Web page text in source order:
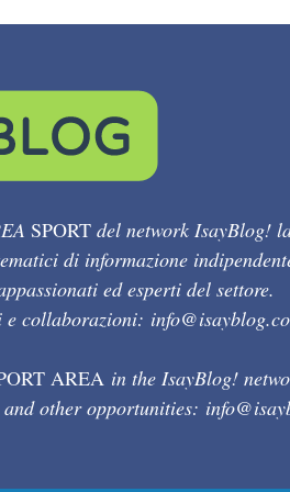
SPORT del network IsayBlog!
di informazione
ed esperti del settore.
e collaborazioni:
AREA in the IsayBlog!
and other opportunities: